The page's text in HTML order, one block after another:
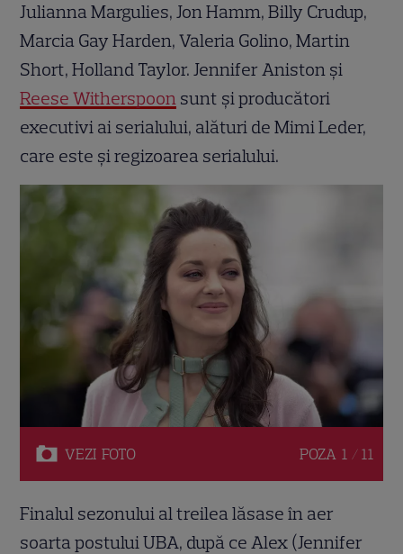
Julianna Margulies, Jon Hamm, Billy Crudup,
Marcia Gay Harden, Valeria Golino, Martin
Short, Holland Taylor. Jennifer Aniston și
Reese Witherspoon sunt și producători
executivi ai serialului, alături de Mimi Leder,
care este și regizoarea serialului.
VEZI FOTO POZA 1 / 11
Finalul sezonului al treilea lăsase în aer
soarta postului UBA, după ce Alex (Jennifer